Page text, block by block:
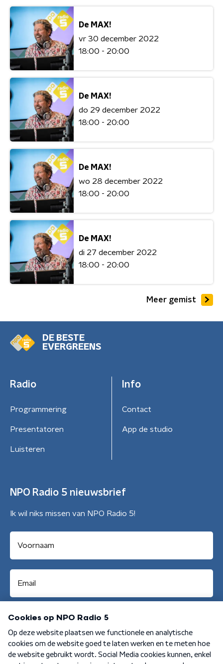
De MAX!
vr 30 december 2022
18:00 - 20:00
De MAX!
do 29 december 2022
18:00 - 20:00
De MAX!
wo 28 december 2022
18:00 - 20:00
De MAX!
di 27 december 2022
18:00 - 20:00
Meer gemist
DE BESTE
EVERGREENS
Radio
Programmering
Presentatoren
Luisteren
Info
Contact
App de studio
NPO Radio 5 nieuwsbrief
Ik wil niks missen van NPO Radio 5!
Aanmelden
Algemene voorwaarden